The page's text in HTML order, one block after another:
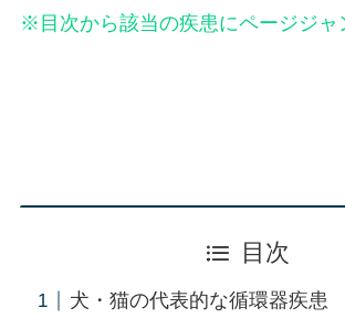
※目次から該当の疾患にページジャ
目次
犬・猫の代表的な循環器疾患